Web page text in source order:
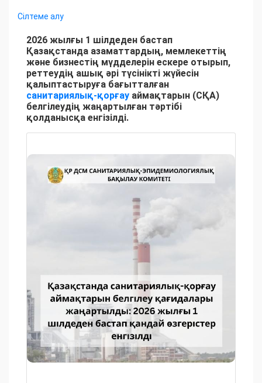
Сілтеме алу
2026 жылғы 1 шілдеден бастап
Қазақстанда азаматтардың, мемлекеттің
және бизнестің мүдделерін ескере отырып,
реттеудің ашық әрі түсінікті жүйесін
қалыптастыруға бағытталған
санитариялық-қорғау аймақтарын (СҚА)
белгілеудің жаңартылған тәртібі
қолданысқа енгізілді.